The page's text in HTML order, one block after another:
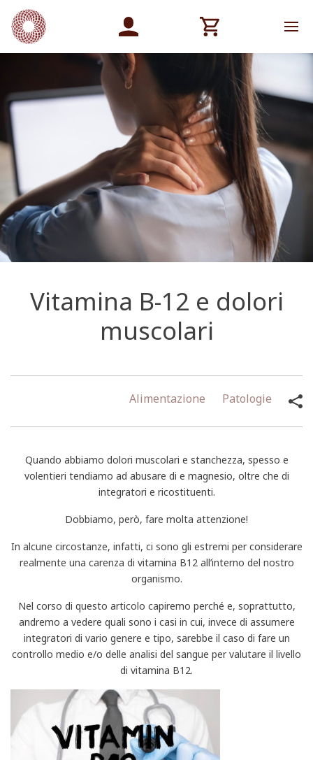
Vitamina B-12 e dolori
muscolari
Alimentazione Patologie
Quando abbiamo dolori muscolari e stanchezza, spesso e
volentieri tendiamo ad abusare di e magnesio, oltre che di
integratori e ricostituenti.
Dobbiamo, però, fare molta attenzione!
In alcune circostanze, infatti, ci sono gli estremi per considerare
realmente una carenza di vitamina B12 all’interno del nostro
organismo.
Nel corso di questo articolo capiremo perché e, soprattutto,
andremo a vedere quali sono i casi in cui, invece di assumere
integratori di vario genere e tipo, sarebbe il caso di fare un
controllo medio e/o delle analisi del sangue per valutare il livello
di vitamina B12.